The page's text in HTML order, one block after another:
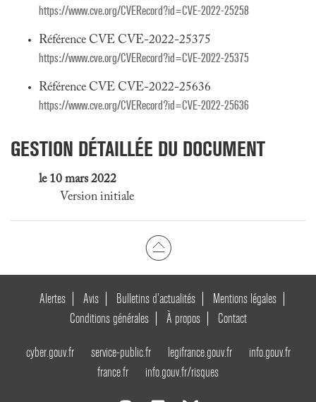
https://www.cve.org/CVERecord?id=CVE-2022-25258
Référence CVE CVE-2022-25375
https://www.cve.org/CVERecord?id=CVE-2022-25375
Référence CVE CVE-2022-25636
https://www.cve.org/CVERecord?id=CVE-2022-25636
GESTION DÉTAILLÉE DU DOCUMENT
le 10 mars 2022
Version initiale
Alertes Avis Bulletins d’actualités
Mentions légales
Conditions générales
À propos Contact
cyber.gouv.fr service-public.fr legifrance.gouv.fr
info.gouv.fr
france.fr
info.gouv.fr/risques